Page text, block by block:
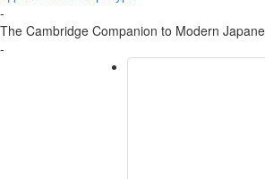
-
The Cambridge Companion to Modern
-